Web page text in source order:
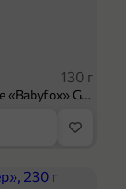
130 г
Конфеты шоколадные «Babyfox» Galaxy sphere с фундуком, 130 г